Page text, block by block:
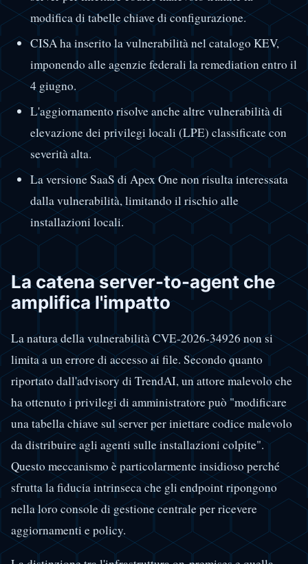
modifica di tabelle chiave di configurazione.
CISA ha inserito la vulnerabilità nel catalogo KEV,
imponendo alle agenzie federali la remediation entro il
4 giugno.
L'aggiornamento risolve anche altre vulnerabilità di
elevazione dei privilegi locali (LPE) classificate con
severità alta.
La versione SaaS di Apex One non risulta interessata
dalla vulnerabilità, limitando il rischio alle
installazioni locali.
La catena server-to-agent che
amplifica l'impatto
La natura della vulnerabilità CVE-2026-34926 non si
limita a un errore di accesso ai file. Secondo quanto
riportato dall'advisory di TrendAI, un attore malevolo che
ha ottenuto i privilegi di amministratore può "modificare
una tabella chiave sul server per iniettare codice malevolo
da distribuire agli agenti sulle installazioni colpite".
Questo meccanismo è particolarmente insidioso perché
sfrutta la fiducia intrinseca che gli endpoint ripongono
nella loro console di gestione centrale per ricevere
aggiornamenti e policy.